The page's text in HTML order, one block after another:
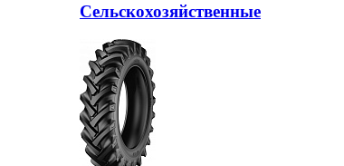
Сельскохозяйственные